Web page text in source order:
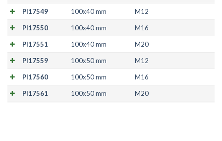
PI17549 100x40 mm M12
PI17550 100x40 mm M16
PI17551 100x40 mm M20
PI17559 100x50 mm M12
PI17560 100x50 mm M16
PI17561 100x50 mm M20